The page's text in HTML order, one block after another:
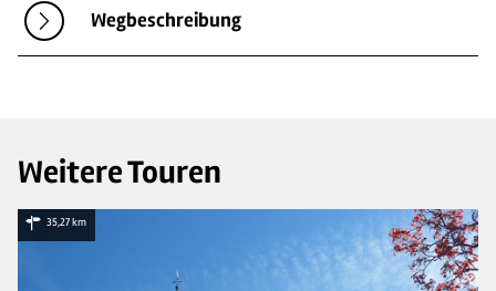
Wegbeschreibung
Weitere Touren
35,27 km